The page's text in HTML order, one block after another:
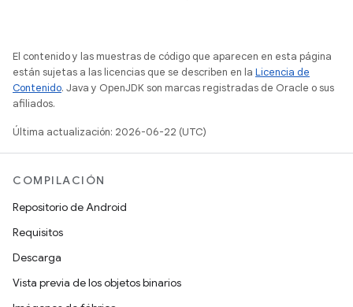
El contenido y las muestras de código que aparecen en esta página
están sujetas a las licencias que se describen en la Licencia de
Contenido. Java y OpenJDK son marcas registradas de Oracle o sus
afiliados.
Última actualización: 2026-06-22 (UTC)
COMPILACIÓN
Repositorio de Android
Requisitos
Descarga
Vista previa de los objetos binarios